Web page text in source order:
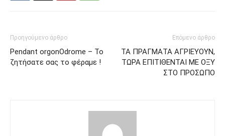
Προηγούμενο άρθρο
Pendant orgonOdrome – Το
ζητήσατε σας το φέραμε !
Επόμενο άρθρο
ΤΑ ΠΡΑΓΜΑΤΑ ΑΓΡΙΕΥΟΥΝ,
ΤΩΡΑ ΕΠΙΤΙΘΕΝΤΑΙ ΜΕ ΟΞΥ
ΣΤΟ ΠΡΟΣΩΠΟ